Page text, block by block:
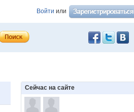
Войти или
Сейчас на сайте